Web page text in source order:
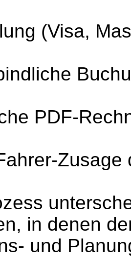
(Visa,
PDF-
in denen
und